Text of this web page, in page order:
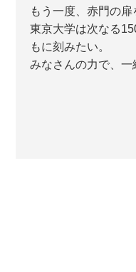
もう一度、赤門の扉
東京大学は次なる
もに刻みたい。
みなさんの力で、一